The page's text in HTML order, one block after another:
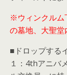
※ウィンクルム
の墓地、大聖堂
■ドロップする
１：4thアニバ